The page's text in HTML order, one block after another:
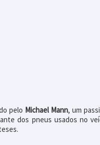
pelo Michael Mann, um
dos pneus usados no